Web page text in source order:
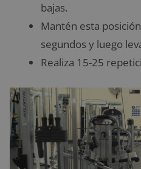
bajas.
Mantén esta
segundos y luego
Realiza 15-25